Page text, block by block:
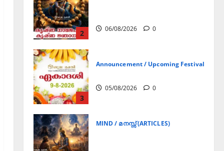
3
4
മനസ്സിന് കീഴടങ്ങരുത്;
QUALITIES OF THE PURE DEVOTEE /